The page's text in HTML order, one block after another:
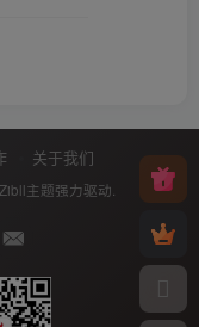
关于我们
Zibll主题强力驱动.